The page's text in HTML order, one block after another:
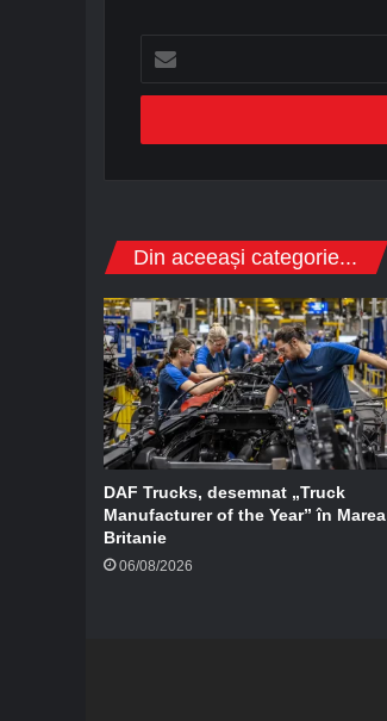
r
s
e
-
m
a
i
l
Din aceeași categorie...
DAF Trucks, desemnat „Truck
Manufacturer of the Year” în Marea
Britanie
06/08/2026